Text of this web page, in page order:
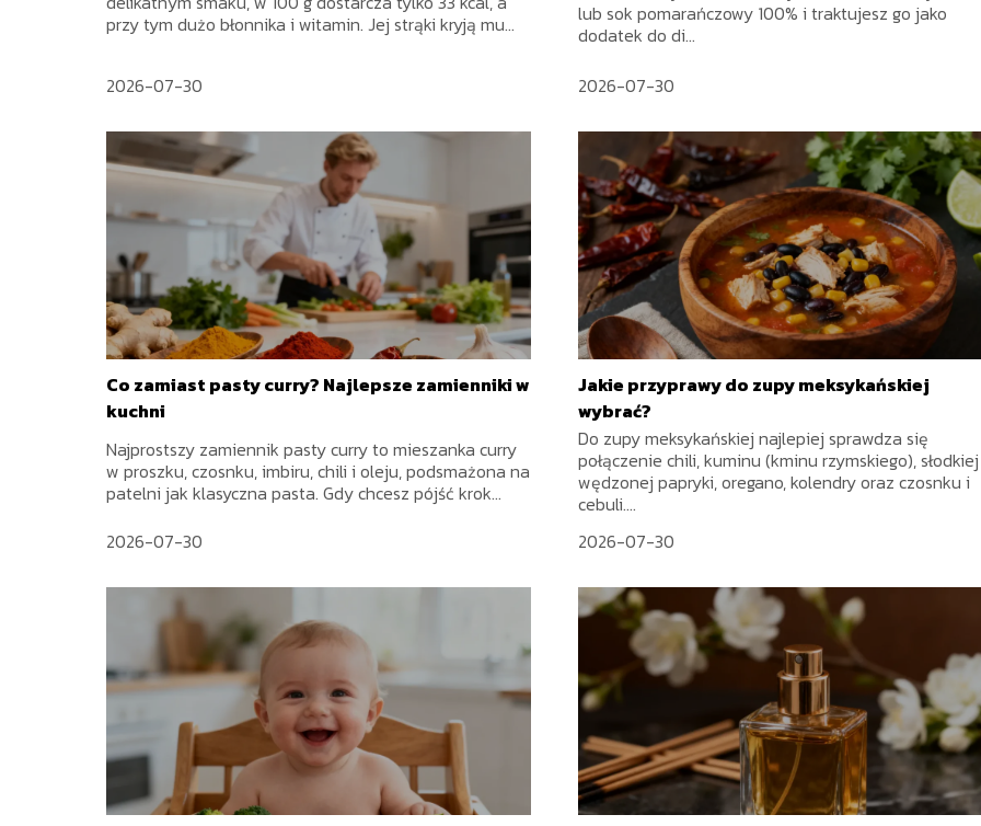
przy tym dużo błonnika i witamin. Jej strąki kryją mu...
2026-07-30
lub sok pomarańczowy 100% i traktujesz go jako
dodatek do di...
2026-07-30
Co zamiast pasty curry? Najlepsze zamienniki w
kuchni
Najprostszy zamiennik pasty curry to mieszanka curry
w proszku, czosnku, imbiru, chili i oleju, podsmażona na
patelni jak klasyczna pasta. Gdy chcesz pójść krok...
2026-07-30
Jakie przyprawy do zupy meksykańskiej
wybrać?
Do zupy meksykańskiej najlepiej sprawdza się
połączenie chili, kuminu (kminu rzymskiego),
wędzonej papryki, oregano, kolendry oraz czosnku i
cebuli....
2026-07-30